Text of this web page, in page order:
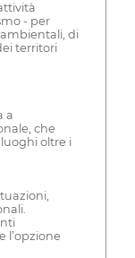
- per
di
territori
a
che
oltre i
l’opzione